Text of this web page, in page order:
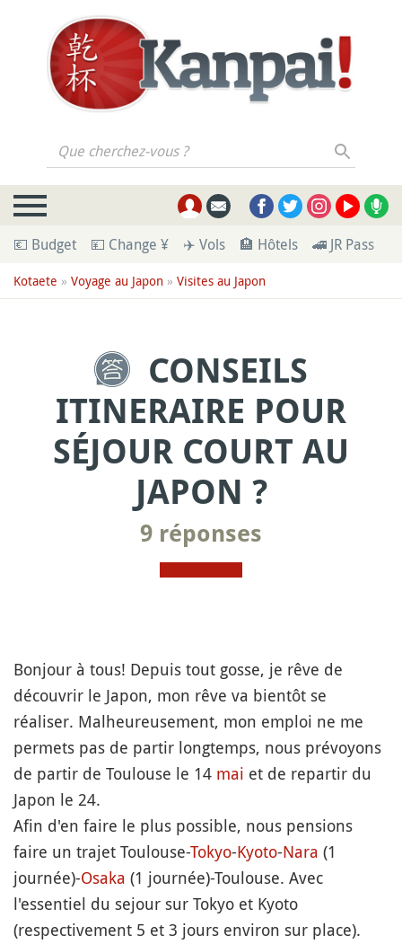
Que cherchez-vous ?
💶 Budget 💴 Change ¥ ✈️ Vols 🏨 Hôtels 🚄 JR Pass
Kotaete » Voyage au Japon » Visites au Japon
CONSEILS
ITINERAIRE POUR
SÉJOUR COURT AU
JAPON ?
9 réponses
Bonjour à tous! Depuis tout gosse, je rêve de
découvrir le Japon, mon rêve va bientôt se
réaliser. Malheureusement, mon emploi ne me
permets pas de partir longtemps, nous prévoyons
de partir de Toulouse le 14 mai et de repartir du
Japon le 24.
Afin d'en faire le plus possible, nous pensions
faire un trajet Toulouse-Tokyo-Kyoto-Nara (1
journée)-Osaka (1 journée)-Toulouse. Avec
l'essentiel du sejour sur Tokyo et Kyoto
(respectivement 5 et 3 jours environ sur place).